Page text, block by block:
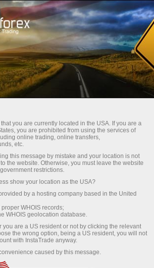
учун InstaCopy система
ТИЗИМИ
Ҳисоб-варағини тўлдириш
О InstaCopy
ТОП-5 трейдеров
Мониторинг
you are currently located in the USA. If you are a
you are prohibited from using the services of
online trading, online transfers,
etc.
this message by mistake and your location is not
the website. Otherwise, you must leave the website
restrictions.
show your location as the USA?
by a hosting company based in the United
WHOIS records;
WHOIS geolocation database.
you are a US resident or not by clicking the relevant
the wrong option, being a US resident, you will not
with InstaTrade anyway.
caused by this message.